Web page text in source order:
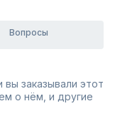
Вопросы
вы заказывали этот
о нём, и другие